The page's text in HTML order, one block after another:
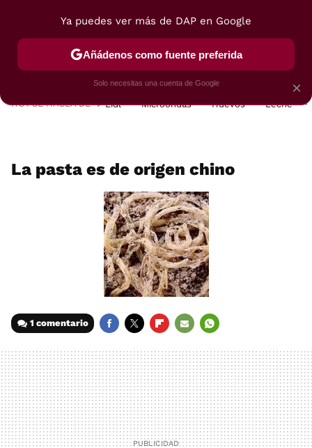
POSTRES VIAJES SELECCIÓN VEGUI
HOY SE HABLA DE Lidl Microondas Huevos Leche
La pasta es de origen chino
1 comentario
MAIL
×
Ya puedes ver más de DAP en Google
Añádenos como fuente preferida
Solo necesitas una cuenta de Google